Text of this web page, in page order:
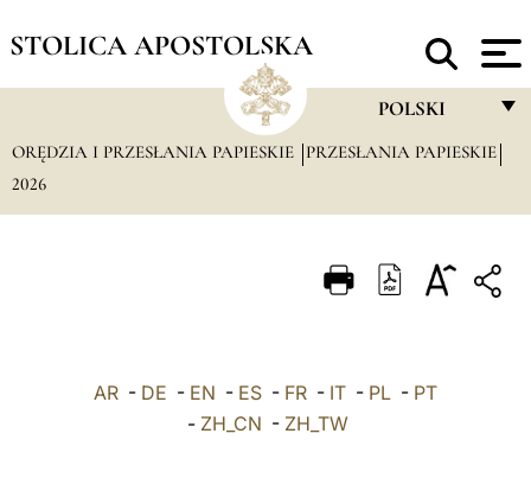
STOLICA APOSTOLSKA
POLSKI
FRANÇAIS
PORTUGUÊS
DEUTSCH
ORĘDZIA I PRZESŁANIA PAPIESKIE
PRZESŁANIA PAPIESKIE
2026
AR - DE - EN - ES - FR - IT - PL - PT
- ZH_CN - ZH_TW